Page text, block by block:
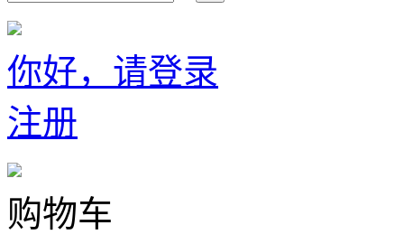
你好，请登录
注册
购物车